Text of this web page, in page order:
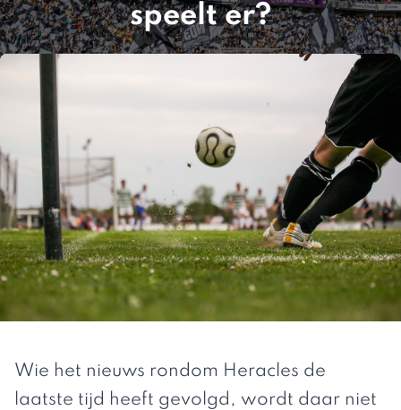
speelt er?
Wie het nieuws rondom Heracles de
laatste tijd heeft gevolgd, wordt daar niet